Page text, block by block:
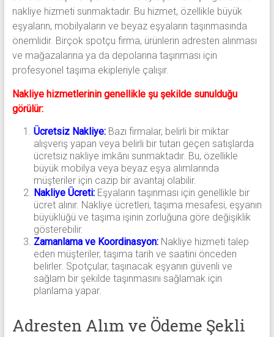
nakliye hizmeti sunmaktadır. Bu hizmet, özellikle büyük
eşyaların, mobilyaların ve beyaz eşyaların taşınmasında
önemlidir. Birçok spotçu firma, ürünlerin adresten alınması
ve mağazalarına ya da depolarına taşınması için
profesyonel taşıma ekipleriyle çalışır.
Nakliye hizmetlerinin genellikle şu şekilde sunulduğu
görülür:
Ücretsiz Nakliye:Bazı firmalar, belirli bir miktar
alışveriş yapan veya belirli bir tutarı geçen satışlarda
ücretsiz nakliye imkânı sunmaktadır. Bu, özellikle
büyük mobilya veya beyaz eşya alımlarında
müşteriler için cazip bir avantaj olabilir.
Nakliye Ücreti:Eşyaların taşınması için genellikle bir
ücret alınır. Nakliye ücretleri, taşıma mesafesi, eşyanın
büyüklüğü ve taşıma işinin zorluğuna göre değişiklik
gösterebilir.
Zamanlama ve Koordinasyon:Nakliye hizmeti talep
eden müşteriler, taşıma tarih ve saatini önceden
belirler. Spotçular, taşınacak eşyanın güvenli ve
sağlam bir şekilde taşınmasını sağlamak için
planlama yapar.
Adresten Alım ve Ödeme Şekli